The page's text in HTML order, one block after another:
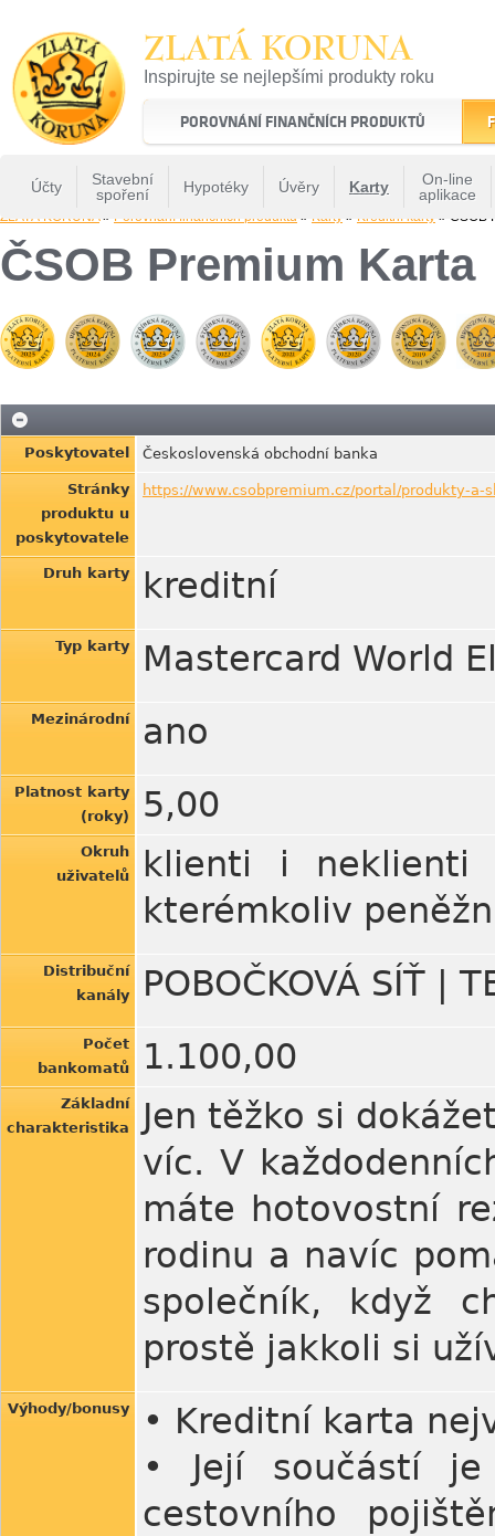
ZLATÁ KORUNA
Inspirujte se nejlepšími produkty roku
22 let tradice a kvality na finančním trhu
POROVNÁNÍ FINANČNÍCH PRODUKTŮ
Účty
Stavební
spoření
Hypotéky Úvěry Karty
On-line
aplikace
ZLATÁ KORUNA» Porovnání finančních produktů » Karty » Kreditní karty » ČSOB
ČSOB Premium Karta
Poskytovatel Československá obchodní banka
Stránky
produktu u
poskytovatele
https://www.csobpremium.cz/portal/produkty-a-
Druh karty kreditní
Typ karty Mastercard World
Mezinárodní ano
Platnost karty
(roky)
5,00
Okruh
uživatelů
klienti i neklienti
kterémkoliv
Distribuční
kanály
POBOČKOVÁ SÍŤ |
Počet
bankomatů
1.100,00
Základní
charakteristika
Jen těžko si
víc. V
máte hotovostní
rodinu a navíc
společník, když
prostě jakkoli si
Výhody/bonusy
• Kreditní karta
• Její součástí je
cestovního